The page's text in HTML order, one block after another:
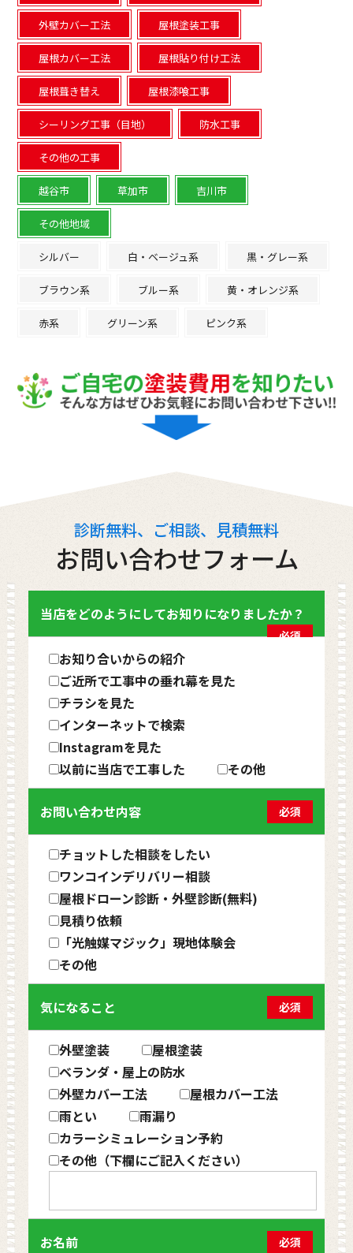
外壁カバー工法 屋根塗装工事
屋根カバー工法 屋根貼り付け工法
屋根葺き替え 屋根漆喰工事
シーリング工事（目地） 防水工事
その他の工事
越谷市 草加市 吉川市
その他地域
シルバー 白・ベージュ系 黒・グレー系
ブラウン系 ブルー系 黄・オレンジ系
赤系 グリーン系 ピンク系
診断無料、ご相談、見積無料
お問い合わせフォーム
当店をどのようにしてお知りになりましたか？
必須
お知り合いからの紹介
ご近所で工事中の垂れ幕を見た
チラシを見た
インターネットで検索
Instagramを見た
以前に当店で工事した
その他
お問い合わせ内容 必須
チョットした相談をしたい
ワンコインデリバリー相談
屋根ドローン診断・外壁診断(無料)
見積り依頼
「光触媒マジック」現地体験会
その他
気になること 必須
外壁塗装
屋根塗装
ベランダ・屋上の防水
外壁カバー工法
屋根カバー工法
雨とい
雨漏り
カラーシミュレーション予約
その他（下欄にご記入ください）
お名前 必須